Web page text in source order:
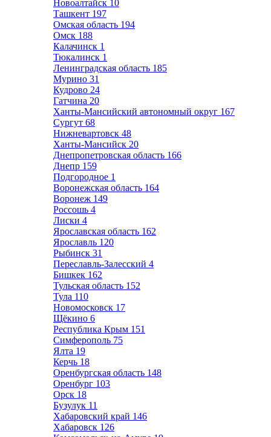
Новоалтайск 10
Ташкент 197
Омская область 194
Омск 188
Калачинск 1
Тюкалинск 1
Ленинградская область 185
Мурино 31
Кудрово 24
Гатчина 20
Ханты-Мансийский автономный округ 167
Сургут 68
Нижневартовск 48
Ханты-Мансийск 20
Днепропетровская область 166
Днепр 159
Подгородное 1
Воронежская область 164
Воронеж 149
Россошь 4
Лиски 4
Ярославская область 162
Ярославль 120
Рыбинск 31
Переславль-Залесский 4
Бишкек 162
Тульская область 152
Тула 110
Новомосковск 17
Щёкино 6
Республика Крым 151
Симферополь 75
Ялта 19
Керчь 18
Оренбургская область 148
Оренбург 103
Орск 18
Бузулук 11
Хабаровский край 146
Хабаровск 126